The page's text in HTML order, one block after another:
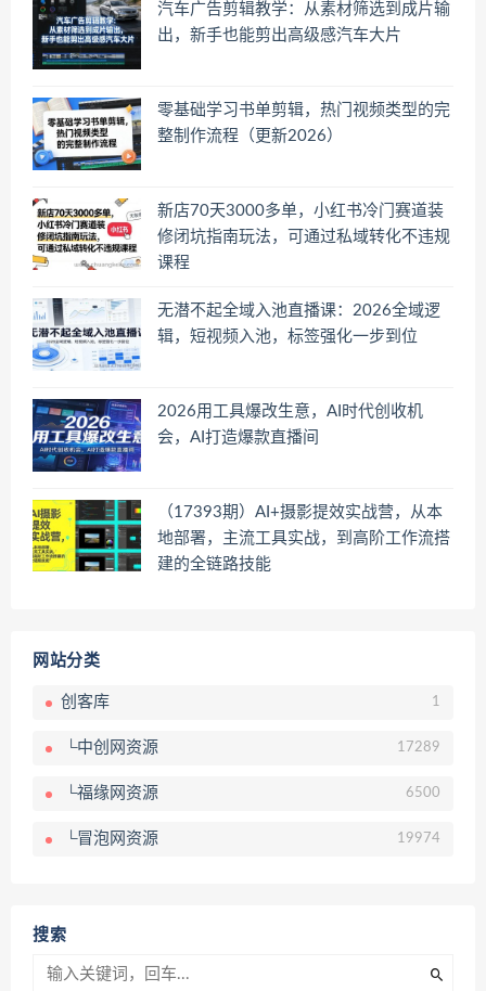
汽车广告剪辑教学：从素材筛选到成片输
出，新手也能剪出高级感汽车大片
零基础学习书单剪辑，热门视频类型的完
整制作流程（更新2026）
新店70天3000多单，小红书冷门赛道装
修闭坑指南玩法，可通过私域转化不违规
课程
无潜不起全域入池直播课：2026全域逻
辑，短视频入池，标签强化一步到位
2026用工具爆改生意，AI时代创收机
会，AI打造爆款直播间
（17393期）AI+摄影提效实战营，从本
地部署，主流工具实战，到高阶工作流搭
建的全链路技能
网站分类
创客库 1
└中创网资源 17289
└福缘网资源 6500
└冒泡网资源 19974
搜索